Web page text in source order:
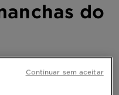
do
fazê-lo de uma
Continuar sem aceitar